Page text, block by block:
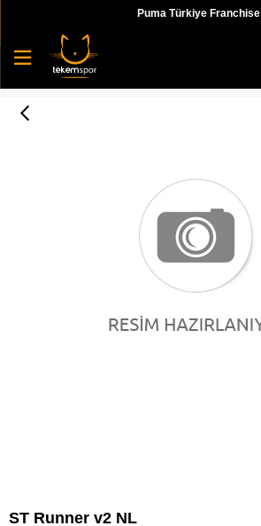
Puma Türkiye Franchise
ST Runner v2 NL